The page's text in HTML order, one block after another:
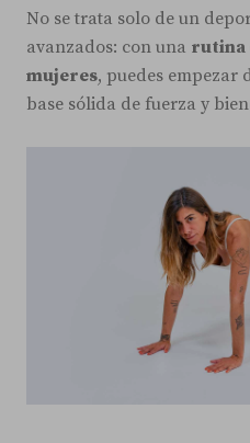
No se trata solo de un
avanzados: con una rutina
mujeres, puedes empezar
base sólida de fuerza y